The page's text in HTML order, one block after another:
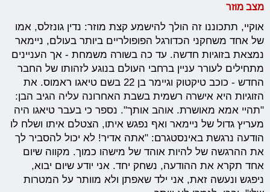
מצב מוזר
אוקיי, תתכוננו זה הולך להישמע קצת מוזר: נדין גונזלס, אמו
של אחד משחקני הכדורגל הפופולריים ביותר בעולם, ניימאר
נמצאת בזוגיות חדשה. עד כה בשורה משמחת - אך העניינים
מתחילים לעורר עניין ברחבי העולם בנוגע לזהותו של החבר
החדש - כוכב טיקטוק וגיימר בן 22 בשם טיאגו ראמוס. את
הזוגיות היא אישרה רשמית בשבת האחרונה עליה הגיב הבן:
"תהיי אמא מאושרת. אוהב אותך". נספר כי בעבר טיאגו היה
מעריץ גדול של ניימאר ואף נפגש איתו, הצטלם איתו ושלח לו
הודעה נרגשת באינסטגרם: "אתה אדיר! לא יכול להסביר לך
את ההרגשה של להיות אוהד של מישהו כמוך. מקווה שיום
אחד תקרא את ההודעה, נשחק יחד. אני יודע שיום יבוא,
ניפגש ונעשה זאת, אני ילד שאפתן ולא מוותר על המטרות